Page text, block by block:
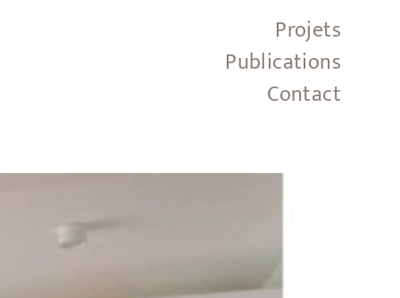
Projets
Publications
Contact